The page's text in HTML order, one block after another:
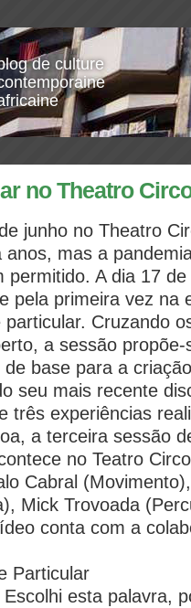
de culture
no Theatro
junho no Theatro
mas a
permitido. A dia 17
pela primeira vez na
particular. Cruzando
a sessão
base para a
seu mais recente
três experiências
a terceira sessão
no Teatro
Cabral
Mick Trovoada
conta com a
Particular
esta palavra,